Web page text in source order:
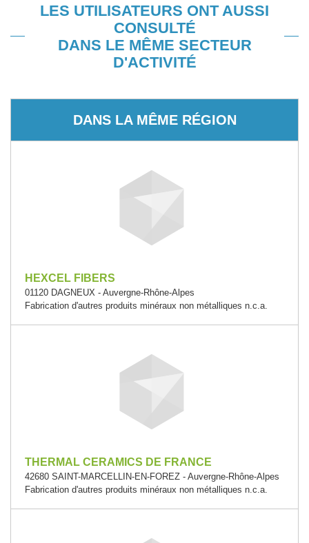
LES UTILISATEURS ONT AUSSI
CONSULTÉ
DANS LE MÊME SECTEUR
D'ACTIVITÉ
DANS LA MÊME RÉGION
HEXCEL FIBERS
01120 DAGNEUX - Auvergne-Rhône-Alpes
Fabrication d'autres produits minéraux non métalliques n.c.a.
THERMAL CERAMICS DE FRANCE
42680 SAINT-MARCELLIN-EN-FOREZ - Auvergne-Rhône-Alpes
Fabrication d'autres produits minéraux non métalliques n.c.a.